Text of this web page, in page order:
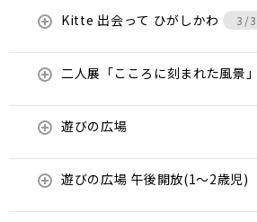
Kitte 出会って ひがしかわ 3/
二人展「こころに刻まれた風景
遊びの広場
遊びの広場 午後開放(1～2歳児)